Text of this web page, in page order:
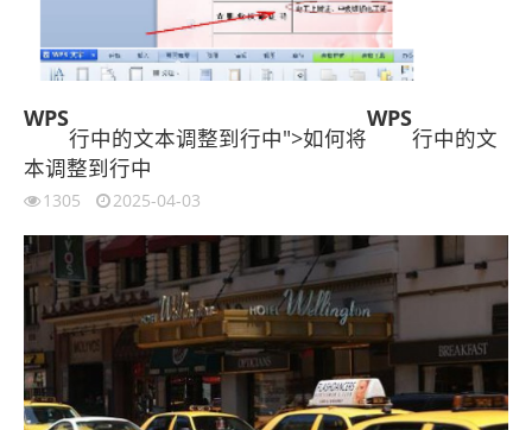
WPS
行中的文本调整到行中">如何将
WPS
行中的文
本调整到行中
1305 2025-04-03